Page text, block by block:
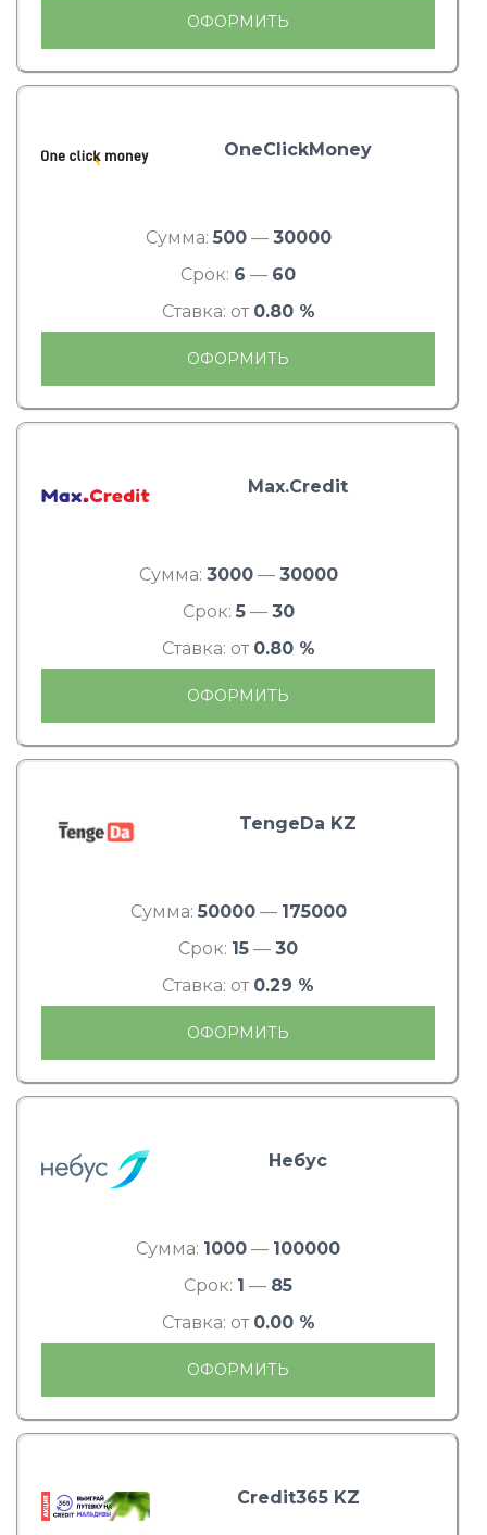
ОФОРМИТЬ
OneClickMoney
Сумма: 500— 30000
Срок: 6 — 60
Ставка: от 0.80 %
ОФОРМИТЬ
Max.Credit
Сумма: 3000— 30000
Срок: 5— 30
Ставка: от 0.80 %
ОФОРМИТЬ
TengeDa KZ
Сумма: 50000— 175000
Срок: 15 — 30
Ставка: от 0.29 %
ОФОРМИТЬ
Небус
Сумма: 1000 — 100000
Срок: 1 — 85
Ставка: от 0.00 %
ОФОРМИТЬ
Credit365 KZ